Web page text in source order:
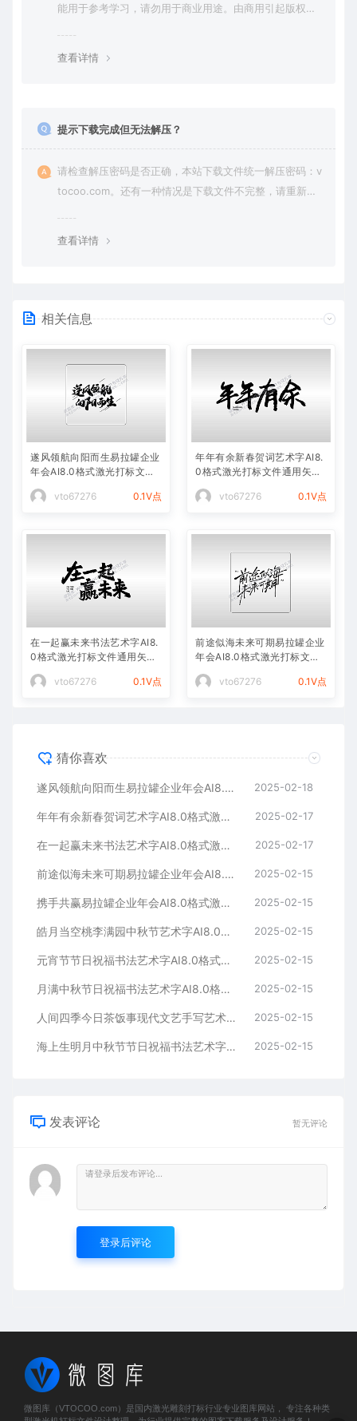
能用于参考学习，请勿用于商业用途。由商用引起版权纠
查看详情
提示下载完成但无法解压？
请检查解压密码是否正确，本站下载文件统一解压密码：v
tocoo.com。还有一种情况是下载文件不完整，请重新下
查看详情
相关信息
遂风领航向阳而生易拉罐企业
年会AI8.0格式激光打标文件
vto67276
0.1V点
年年有余新春贺词艺术字AI8.
0格式激光打标文件通用矢量
vto67276
0.1V点
在一起赢未来书法艺术字AI8.
0格式激光打标文件通用矢量
vto67276
0.1V点
前途似海未来可期易拉罐企业
年会AI8.0格式激光打标文件
vto67276
0.1V点
猜你喜欢
遂风领航向阳而生易拉罐企业年会AI8.0格式激光打标文件通用矢量图 2025-02-18
年年有余新春贺词艺术字AI8.0格式激光打标文件通用矢量图 2025-02-17
在一起赢未来书法艺术字AI8.0格式激光打标文件通用矢量图 2025-02-17
前途似海未来可期易拉罐企业年会AI8.0格式激光打标文件通用矢量图 2025-02-15
携手共赢易拉罐企业年会AI8.0格式激光打标文件通用矢量图 2025-02-15
皓月当空桃李满园中秋节艺术字AI8.0格式激光打标文件通用矢量图 2025-02-15
元宵节节日祝福书法艺术字AI8.0格式激光打标文件通用矢量图 2025-02-15
月满中秋节日祝福书法艺术字AI8.0格式激光打标文件通用矢量图 2025-02-15
人间四季今日茶饭事现代文艺手写艺术字AI8.0格式激光打标文件通用矢量图 2025-02-15
海上生明月中秋节节日祝福书法艺术字AI8.0格式激光打标文件通用矢量图 2025-02-15
发表评论 暂无评论
登录后评论
微图库（VTOCOO.com）是国内激光雕刻打标行业专业图库网站， 专注各种类